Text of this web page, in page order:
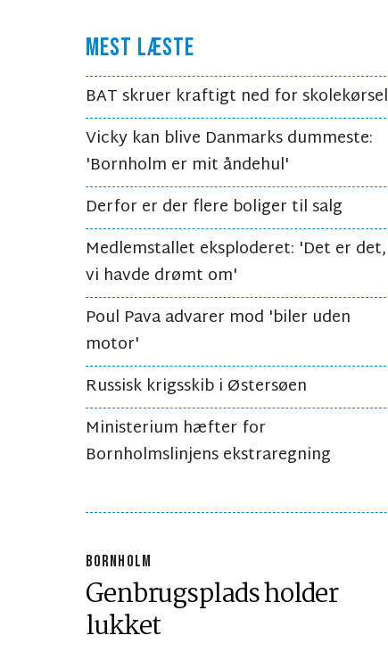
MEST LÆSTE
BAT skruer kraftigt ned for skolekørsel
Vicky kan blive Danmarks dummeste:
'Bornholm er mit åndehul'
Derfor er der flere boliger til salg
Medlemstallet eksploderet: 'Det er det,
vi havde drømt om'
Poul Pava advarer mod 'biler uden
motor'
Russisk krigsskib i Østersøen
Ministerium hæfter for
Bornholmslinjens ekstraregning
BORNHOLM
Genbrugsplads holder
lukket